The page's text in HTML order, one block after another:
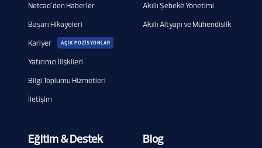
Netcad'den Haberler
Başarı Hikayeleri
Kariyer
AÇIK POZİSYONLAR
Yatırımcı İlişkileri
Bilgi Toplumu Hizmetleri
İletişim
Akıllı Şebeke Yönetimi
Akıllı Altyapı ve Mühendislik
Eğitim & Destek Blog